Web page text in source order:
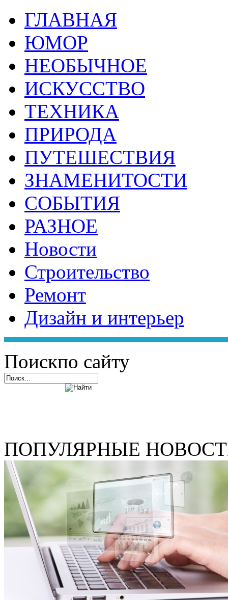
ГЛАВНАЯ
ЮМОР
НЕОБЫЧНОЕ
ИСКУССТВО
ТЕХНИКА
ПРИРОДА
ПУТЕШЕСТВИЯ
ЗНАМЕНИТОСТИ
СОБЫТИЯ
РАЗНОЕ
Новости
Строительство
Ремонт
Дизайн и интерьер
Поискпо сайту
ПОПУЛЯРНЫЕ